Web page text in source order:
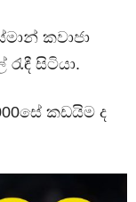
කවාජා
සිටියා.
කඩයිම ද